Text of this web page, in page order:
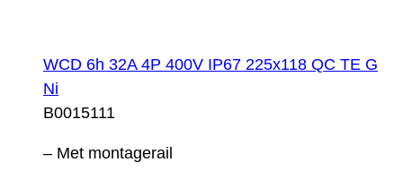
WCD 6h 32A 4P 400V IP67 225x118 QC TE G
Ni
B0015111
– Met montagerail